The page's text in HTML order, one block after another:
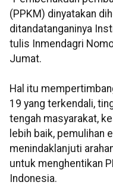
(PPKM) dinyatakan
ditandatanganinya
tulis Inmendagri
Jumat.
Hal itu
19 yang terkendali,
tengah masyarakat,
lebih baik, pemulihan
menindaklanjuti
untuk menghentikan
Indonesia.